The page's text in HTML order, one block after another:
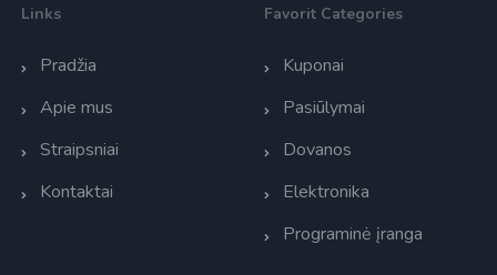
Links
Pradžia
Apie mus
Straipsniai
Kontaktai
Favorit Categories
Kuponai
Pasiūlymai
Dovanos
Elektronika
Programinė įranga